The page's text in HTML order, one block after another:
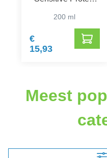
Gel-Crème SPF
200 ml
€
15,93
Meest